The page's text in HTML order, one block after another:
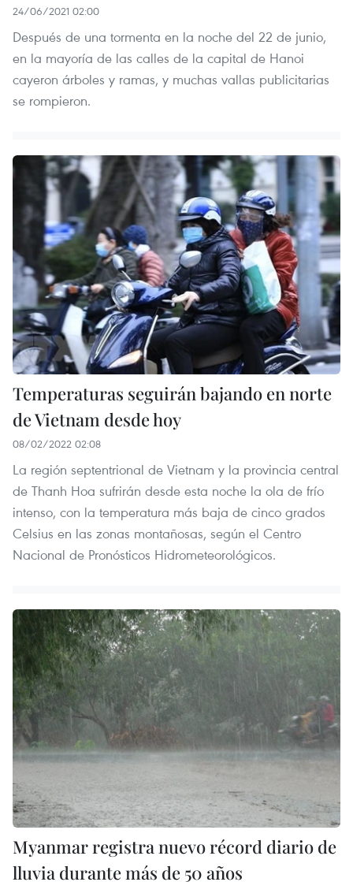
24/06/2021 02:00
Después de una tormenta en la noche del 22 de junio,
en la mayoría de las calles de la capital de Hanoi
cayeron árboles y ramas, y muchas vallas publicitarias
se rompieron.
Temperaturas seguirán bajando en norte
de Vietnam desde hoy
08/02/2022 02:08
La región septentrional de Vietnam y la provincia central
de Thanh Hoa sufrirán desde esta noche la ola de frío
intenso, con la temperatura más baja de cinco grados
Celsius en las zonas montañosas, según el Centro
Nacional de Pronósticos Hidrometeorológicos.
Myanmar registra nuevo récord diario de
lluvia durante más de 50 años